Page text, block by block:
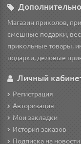
Дополнительно
Магазин приколов,
смешные подарки,
прикольные товары,
подарки, деловые
Личный
Регистрация
Авторизация
Мои закладки
История заказов
Подписка на новости